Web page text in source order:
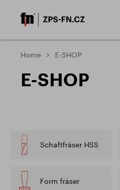
Home E-SHOP
E-SHOP
Schaftfräser HSS
Form fräser